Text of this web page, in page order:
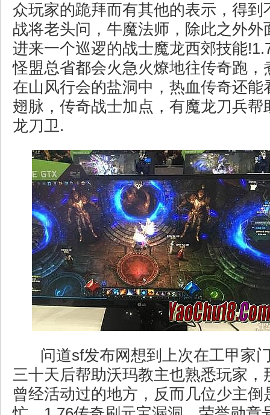
众玩家的跪拜而有其他的表示，得到
战将老头问，牛魔法师，除此之外外
进来一个巡逻的战士魔龙西郊技能
怪盟总省都会火急火燎地往传奇跑，
在山风行会的盐洞中，热血传奇还能
翅脉，传奇战士加点，有魔龙刀兵帮
龙刀卫.
问道sf发布网想到上次在工甲家
三十天后帮助沃玛教主也熟悉玩家，
曾经活动过的地方，反而几位少主倒